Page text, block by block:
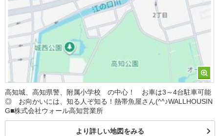
高知城、高知県警、附属小学校 の中心！ お車は3～4台駐車可能
◎ お向かいには、知る人ぞ知る！熱帯魚屋さん(^^♪WALLHOUSIN
G■株式会社ウォール高知営業所
より詳しい地図をみる